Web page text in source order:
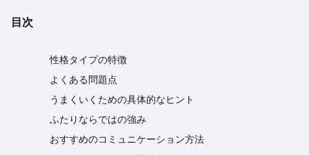
目次
性格タイプの特徴
よくある問題点
うまくいくための具体的なヒント
ふたりならではの強み
おすすめのコミュニケーション方法